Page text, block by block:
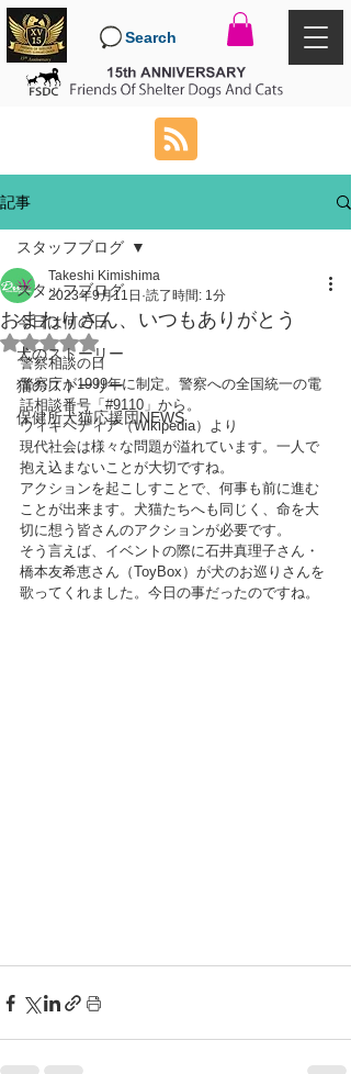
Search
記事
スタッフブログ
今日は何の日
犬のストーリー
猫のストーリー
保健所犬猫応援団NEWS
スタッフブログ
おまわりさん、いつもありがとう
Takeshi Kimishima
2023年9月11日 読了時間: 1分
5つ星のうちNaNと評価されています。
警察相談の日
警察庁が1999年に制定。警察への全国統一の電
話相談番号「#9110」から。
ウィキペディア（Wikipedia）より
現代社会は様々な問題が溢れています。一人で
抱え込まないことが大切ですね。
アクションを起こしすことで、何事も前に進む
ことが出来ます。犬猫たちへも同じく、命を大
切に想う皆さんのアクションが必要です。
そう言えば、イベントの際に石井真理子さん・
橋本友希恵さん（ToyBox）が犬のお巡りさんを
歌ってくれました。今日の事だったのですね。